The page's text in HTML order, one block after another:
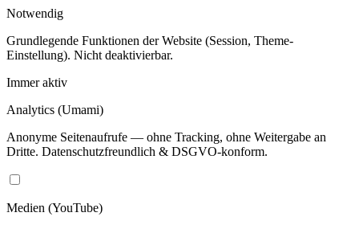
Notwendig
Grundlegende Funktionen der Website (Session, Theme-
Einstellung). Nicht deaktivierbar.
Immer aktiv
Analytics (Umami)
Anonyme Seitenaufrufe — ohne Tracking, ohne Weitergabe an
Dritte. Datenschutzfreundlich & DSGVO-konform.
Medien (YouTube)